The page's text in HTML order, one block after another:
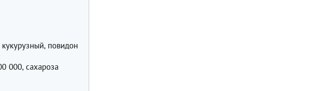
повидон
000, сахароза